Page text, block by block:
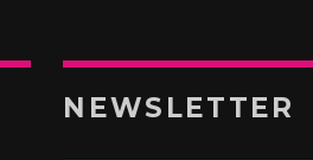
NEWSLETTER